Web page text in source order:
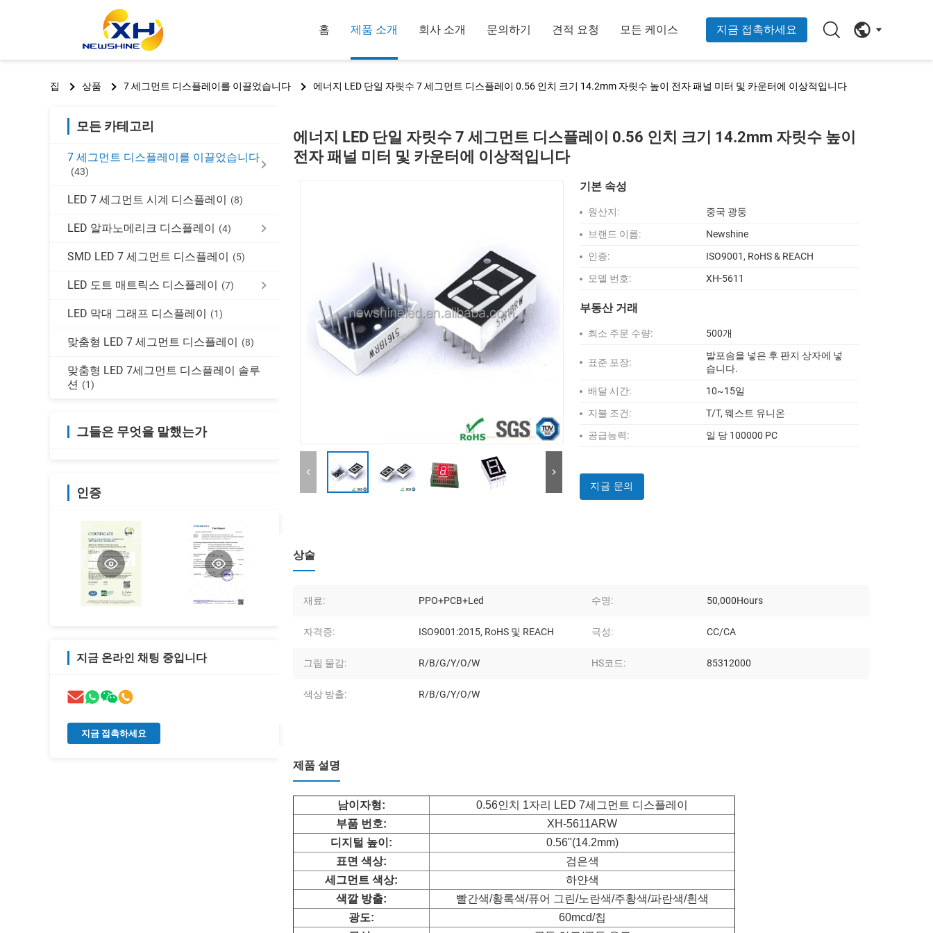
홈 제품 소개 회사 소개 문의하기 견적 요청 모든 케이스 지금 접촉하세요
집 상품 7 세그먼트 디스플레이를 이끌었습니다 에너지 LED 단일 자릿수 7 세그먼트 디스플레이 0.56 인치 크기 14.2mm 자릿수 높이 전자 패널 미터 및 카운터에 이상적입니다
모든 카테고리
7 세그먼트 디스플레이를 이끌었습니다
(43)
LED 7 세그먼트 시계 디스플레이 (8)
LED 알파노메리크 디스플레이 (4)
SMD LED 7 세그먼트 디스플레이 (5)
LED 도트 매트릭스 디스플레이 (7)
LED 막대 그래프 디스플레이 (1)
맞춤형 LED 7 세그먼트 디스플레이 (8)
맞춤형 LED 7세그먼트 디스플레이 솔루
션 (1)
그들은 무엇을 말했는가
인증
지금 온라인 채팅 중입니다
지금 접촉하세요
에너지 LED 단일 자릿수 7 세그먼트 디스플레이 0.56 인치 크기 14.2mm 자릿수 높이
전자 패널 미터 및 카운터에 이상적입니다
기본 속성
원산지:
중국 광둥
브랜드 이름:
Newshine
인증:
ISO9001, RoHS & REACH
모델 번호:
XH-5611
부동산 거래
최소 주문 수량: 500개
표준 포장:
발포솜을 넣은 후 판지 상자에 넣
습니다.
배달 시간:
10~15일
지불 조건:
T/T, 웨스트 유니온
공급능력:
일 당 100000 PC
지금 문의
상술
재료: PPO+PCB+Led 수명: 50,000Hours
자격증: ISO9001:2015, RoHS 및 REACH 극성: CC/CA
그림 물감: R/B/G/Y/O/W HS코드: 85312000
색상 방출: R/B/G/Y/O/W
제품 설명
남이자형:
0.56인치 1자리 LED 7세그먼트 디스플레이
부품 번호:
XH-5611ARW
디지털 높이:
0.56"(14.2mm)
표면 색상:
검은색
세그먼트 색상:
하얀색
색깔 방출:
빨간색/황록색/퓨어 그린/노란색/주황색/파란색/흰색
광도:
60mcd/칩